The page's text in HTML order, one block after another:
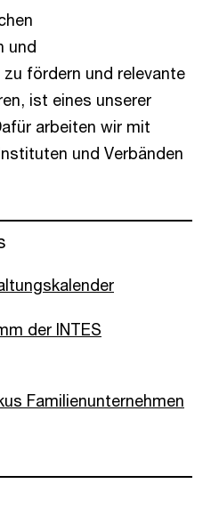
und
fördern und relevante
ist eines unserer
arbeiten wir mit
und Verbänden
der INTES
Familienunternehmen